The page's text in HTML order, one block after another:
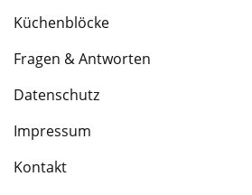
Küchenblöcke
Fragen & Antworten
Datenschutz
Impressum
Kontakt